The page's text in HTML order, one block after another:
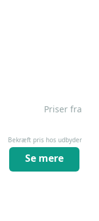
Priser fra
Bekræft pris hos udbyder
Se mere